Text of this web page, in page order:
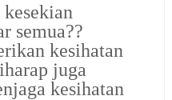
semua??
kesihatan
juga
kesihatan